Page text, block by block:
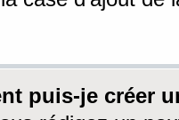
puis-je créer